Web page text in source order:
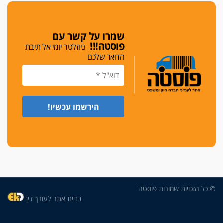
בימ"ש מחוזי: החלטת עמית בכר לדחות מינוי מנכ"ל
חדש ללשכה אינה סבירה
משפחה ופוליטיקה
עו"ד גלעד מנשה ויאיר בכורו חגגו בר מצווה, שרי
דורשים הגנה וביטחון"
שמרו על קשר עם
פוסטה!!! ניוזלטר יומי אל תיבת
הדואר שלכם
© כל הזכויות שמורות פוסטה
בניית אתר לעורך דין